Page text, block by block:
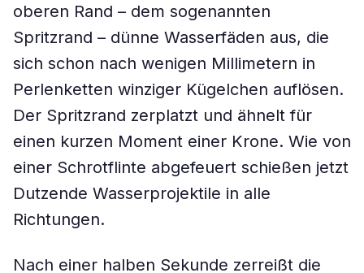
oberen Rand – dem sogenannten
Spritzrand – dünne Wasserfäden aus, die
sich schon nach wenigen Millimetern in
Perlenketten winziger Kügelchen auflösen.
Der Spritzrand zerplatzt und ähnelt für
einen kurzen Moment einer Krone. Wie von
einer Schrotflinte abgefeuert schießen jetzt
Dutzende Wasserprojektile in alle
Richtungen.
Nach einer halben Sekunde zerreißt die